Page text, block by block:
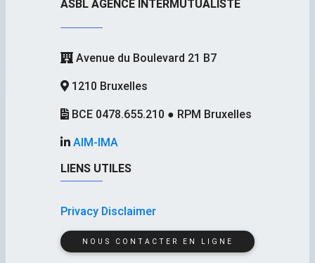
ASBL AGENCE INTERMUTUALISTE
Avenue du Boulevard 21 B7
1210 Bruxelles
BCE 0478.655.210 ● RPM Bruxelles
AIM-IMA
LIENS UTILES
Privacy Disclaimer
NOUS CONTACTER EN LIGNE